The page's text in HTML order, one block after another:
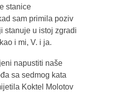
stanice
sam primila poziv
stanuje u istoj zgradi
i mi, V. i ja.
napustiti naše
sa sedmog kata
Koktel Molotov